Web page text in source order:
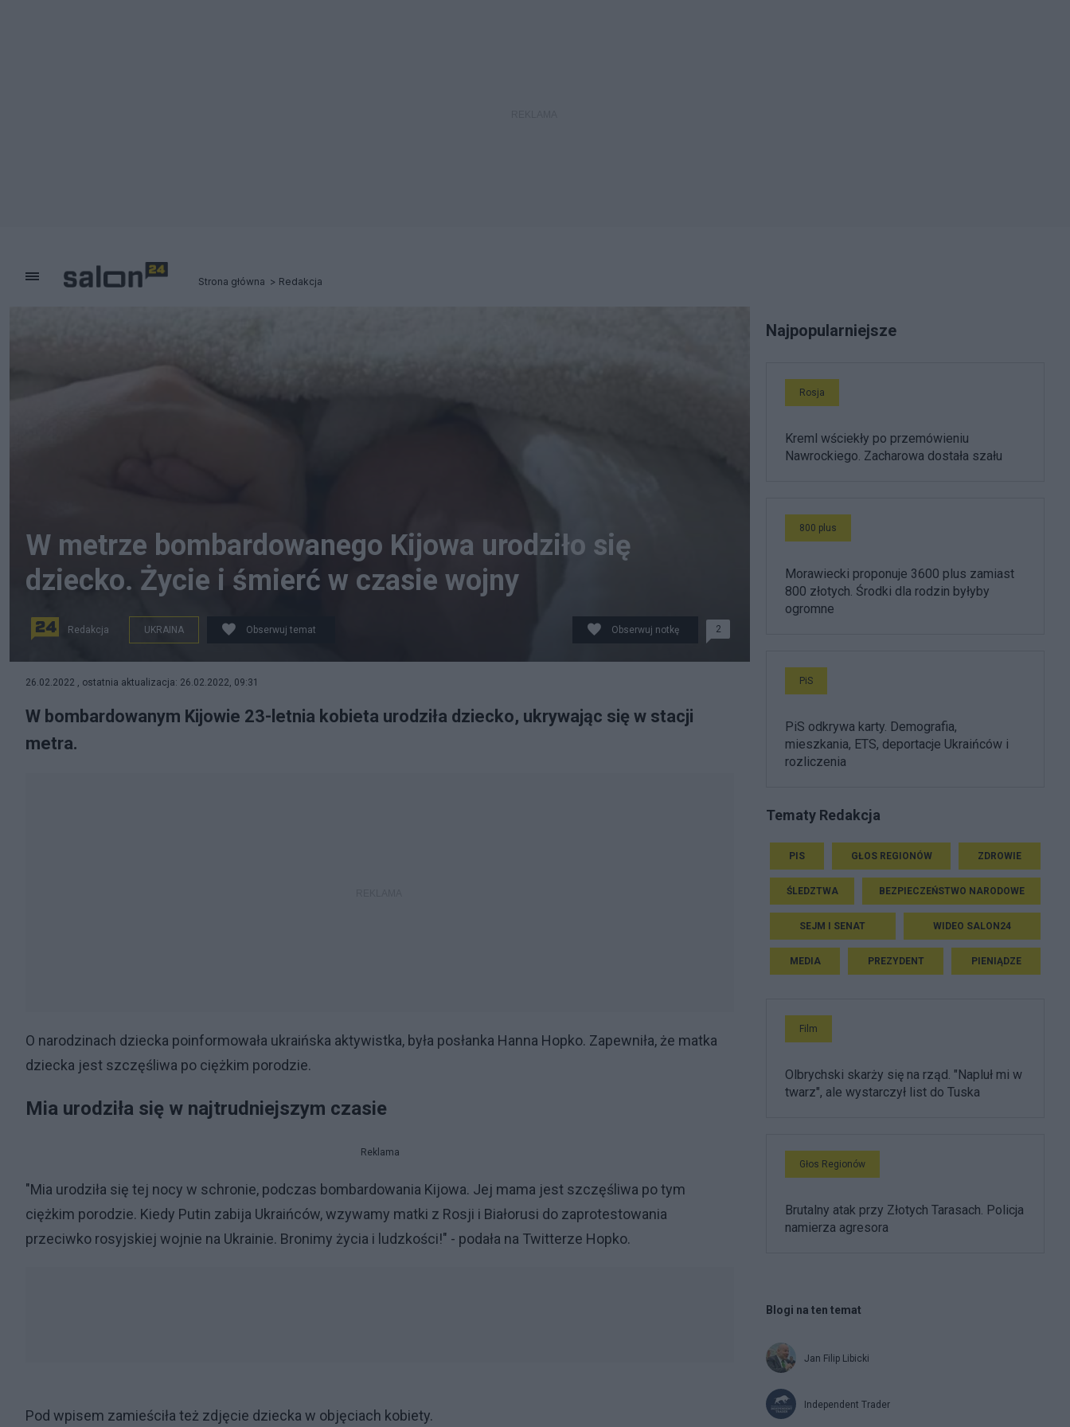
Strona główna Redakcja
W metrze bombardowanego Kijowa urodziło się
dziecko. Życie i śmierć w czasie wojny
Redakcja UKRAINA Obserwuj temat Obserwuj notkę 2
26.02.2022 , ostatnia aktualizacja: 26.02.2022, 09:31
W bombardowanym Kijowie 23-letnia kobieta urodziła dziecko, ukrywając się w stacji
metra.
O narodzinach dziecka poinformowała ukraińska aktywistka, była posłanka Hanna Hopko. Zapewniła, że matka
dziecka jest szczęśliwa po ciężkim porodzie.
Mia urodziła się w najtrudniejszym czasie
Reklama
"Mia urodziła się tej nocy w schronie, podczas bombardowania Kijowa. Jej mama jest szczęśliwa po tym
ciężkim porodzie. Kiedy Putin zabija Ukraińców, wzywamy matki z Rosji i Białorusi do zaprotestowania
przeciwko rosyjskiej wojnie na Ukrainie. Bronimy życia i ludzkości!" - podała na Twitterze Hopko.
Pod wpisem zamieściła też zdjęcie dziecka w objęciach kobiety.
Najpopularniejsze
Rosja
Kreml wściekły po przemówieniu
Nawrockiego. Zacharowa dostała szału
800 plus
Morawiecki proponuje 3600 plus zamiast
800 złotych. Środki dla rodzin byłyby
ogromne
PiS
PiS odkrywa karty. Demografia,
mieszkania, ETS, deportacje Ukraińców i
rozliczenia
Tematy Redakcja
PIS GŁOS REGIONÓW ZDROWIE
ŚLEDZTWA BEZPIECZEŃSTWO NARODOWE
SEJM I SENAT WIDEO SALON24
MEDIA PREZYDENT PIENIĄDZE
Film
Olbrychski skarży się na rząd. "Napluł mi w
twarz", ale wystarczył list do Tuska
Głos Regionów
Brutalny atak przy Złotych Tarasach. Policja
namierza agresora
Blogi na ten temat
Jan Filip Libicki
Independent Trader